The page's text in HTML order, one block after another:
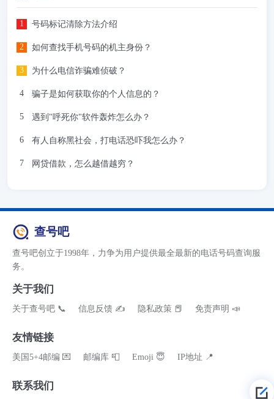
号码标记清除方法介绍
如何查找手机号码的机主身份？
为什么电信诈骗难侦破？
骗子是如何获取你的个人信息的？
遇到"呼死你"软件轰炸怎么办？
有人自称黑社会，打电话恐吓我怎么办？
网贷借款，怎么越借越穷？
查号吧
查号吧创立于1998年，力争为用户提供最全最新的电话号码查询服
务。
关于我们
关于查号吧 📞 信息反馈 ✍ 隐私政策 📕 免责声明 📣
友情链接
美国5+4邮编 💌 邮编库 📮 Emoji 😇 IP地址 📍
联系我们